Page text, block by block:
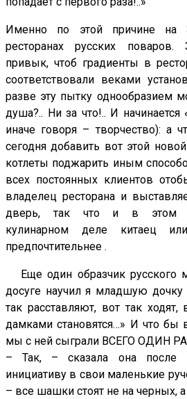
Именно по этой причине
ресторанах русских поваров.
привык, чтоб градиенты в
соответствовали веками
разве эту пытку однообразием
душа?.. Ни за что!.. И начинается
иначе говоря – творчество): а
сегодня добавить вот этой
котлеты поджарить иным
всех постоянных клиентов
владелец ресторана и
дверь, так что и в этом
кулинарном деле китаец
предпочтительнее .
Еще один образчик русского
досуге научил я младшую
так расставляют, вот так ходят,
дамками становятся…» И что
мы с ней сыграли ВСЕГО ОДИН
– Так, – сказала она после
инициативу в свои маленькие
– все шашки стоят не на черных,